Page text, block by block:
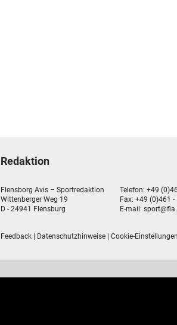
Redaktion
Flensborg Avis – Sportredaktion
Wittenberger Weg 19
D - 24941 Flensburg
Telefon: +49
Fax: +49 (0)461
E-mail:
Feedback | Datenschutzhinweise | Cookie-Einstellungen